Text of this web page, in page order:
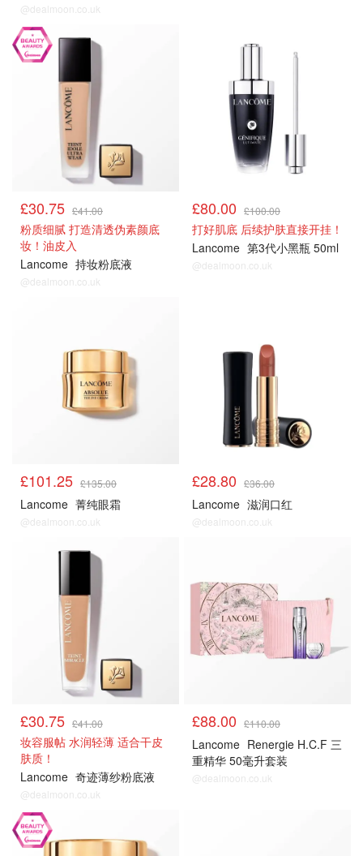
@dealmoon.co.uk
£30.75 £41.00
粉质细腻 打造清透伪素颜底
妆！油皮入
Lancome 持妆粉底液
@dealmoon.co.uk
£80.00 £100.00
打好肌底 后续护肤直接开挂！
Lancome 第3代小黑瓶 50ml
@dealmoon.co.uk
£101.25 £135.00
Lancome 菁纯眼霜
@dealmoon.co.uk
£28.80 £36.00
Lancome 滋润口红
@dealmoon.co.uk
£30.75 £41.00
妆容服帖 水润轻薄 适合干皮
肤质！
Lancome 奇迹薄纱粉底液
@dealmoon.co.uk
£88.00 £110.00
Lancome Renergie H.C.F 三
重精华 50毫升套装
@dealmoon.co.uk